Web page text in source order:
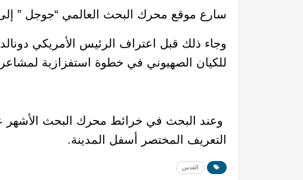
سارع موقع محرك البحث العالمي “جوجل ”
وجاء ذلك قبل اعتراف الرئيس الأمريكي
للكيان الصهيوني في خطوة استفزازية لمشاعر
وعند البحث في خرائط محرك البحث الأشهر
التعريف المختصر أسفل المدينة.
القدس